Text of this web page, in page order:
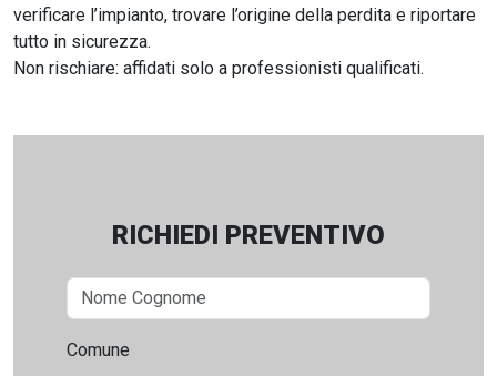
verificare l’impianto, trovare l’origine della perdita e riportare
tutto in sicurezza.
Non rischiare: affidati solo a professionisti qualificati.
RICHIEDI PREVENTIVO
Comune